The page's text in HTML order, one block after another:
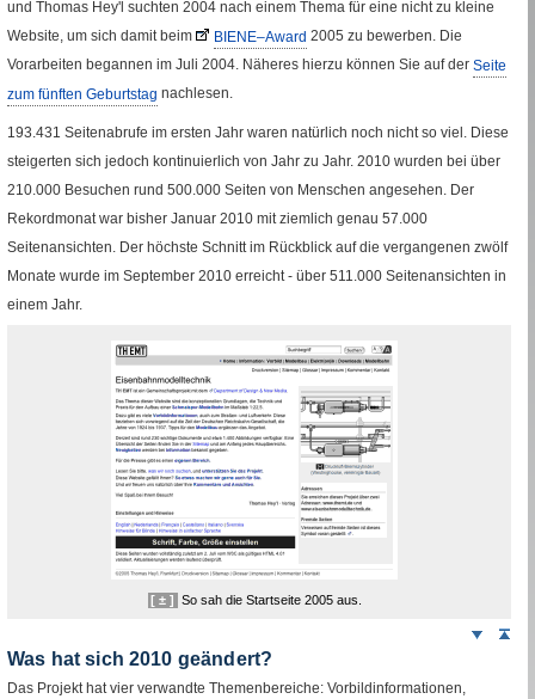
und Thomas Hey'l suchten 2004 nach einem Thema für eine nicht zu kleine
Website, um sich damit beim
Fremde Seite
BIENE–Award 2005 zu bewerben. Die
Vorarbeiten begannen im Juli 2004. Näheres hierzu können Sie auf der Seite
zum fünften Geburtstag nachlesen.
193.431 Seitenabrufe im ersten Jahr waren natürlich noch nicht so viel. Diese
steigerten sich jedoch kontinuierlich von Jahr zu Jahr. 2010 wurden bei über
210.000 Besuchen rund 500.000 Seiten von Menschen angesehen. Der
Rekordmonat war bisher Januar 2010 mit ziemlich genau 57.000
Seitenansichten. Der höchste Schnitt im Rückblick auf die vergangenen zwölf
Monate wurde im September 2010 erreicht - über 511.000 Seitenansichten in
einem Jahr.
[ ± ] So sah die Startseite 2005 aus.
Weiter
Was hat sich 2010 geändert?
Das Projekt hat vier verwandte Themenbereiche: Vorbildinformationen,